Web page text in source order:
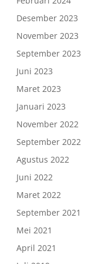
Desember 2023
November 2023
September 2023
Juni 2023
Maret 2023
Januari 2023
November 2022
September 2022
Agustus 2022
Juni 2022
Maret 2022
September 2021
Mei 2021
April 2021